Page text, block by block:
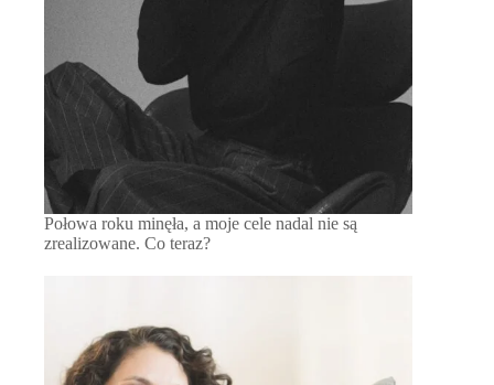
Połowa roku minęła, a moje cele nadal nie są
zrealizowane. Co teraz?